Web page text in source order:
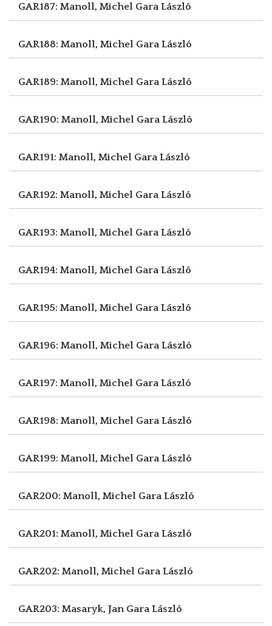
GAR187: Manoll, Michel Gara László
GAR188: Manoll, Michel Gara László
GAR189: Manoll, Michel Gara László
GAR190: Manoll, Michel Gara László
GAR191: Manoll, Michel Gara László
GAR192: Manoll, Michel Gara László
GAR193: Manoll, Michel Gara László
GAR194: Manoll, Michel Gara László
GAR195: Manoll, Michel Gara László
GAR196: Manoll, Michel Gara László
GAR197: Manoll, Michel Gara László
GAR198: Manoll, Michel Gara László
GAR199: Manoll, Michel Gara László
GAR200: Manoll, Michel Gara László
GAR201: Manoll, Michel Gara László
GAR202: Manoll, Michel Gara László
GAR203: Masaryk, Jan Gara László